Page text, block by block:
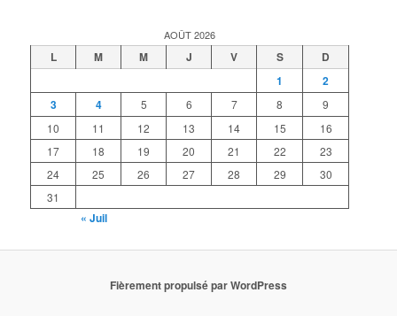
AOÛT 2026
L M M J V S
D
1
2
3
4 5 6 7 8
9
10
11 12 13 14 15
16
17
18 19 20 21 22
23
24
25 26 27 28 29
30
31
« Juil
Fièrement propulsé par WordPress